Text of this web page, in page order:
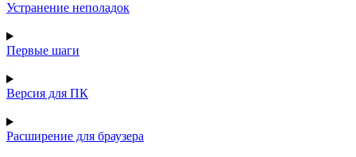
Устранение неполадок
Первые шаги
Версия для ПК
Расширение для браузера